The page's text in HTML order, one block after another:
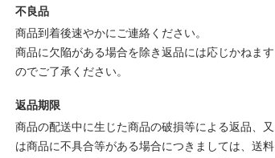
不良品
商品到着後速やかにご連絡ください。
商品に欠陥がある場合を除き返品には応じかねます
のでご了承ください。
返品期限
商品の配送中に生じた商品の破損等による返品、又
は商品に不具合等がある場合につきましては、送料